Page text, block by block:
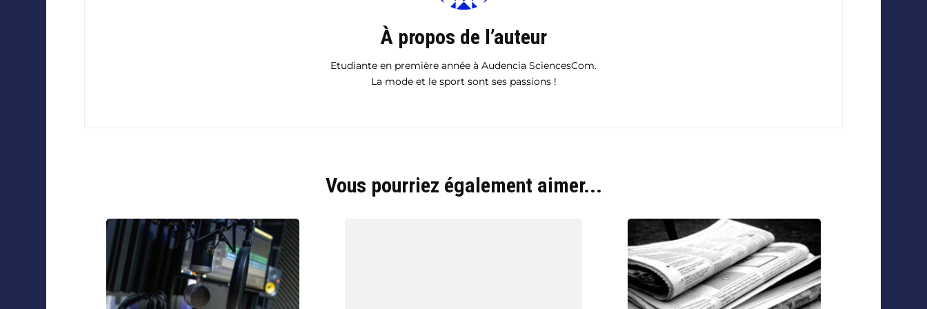
À propos de l’auteur
Etudiante en première année à Audencia SciencesCom.
La mode et le sport sont ses passions !
Vous pourriez également aimer...